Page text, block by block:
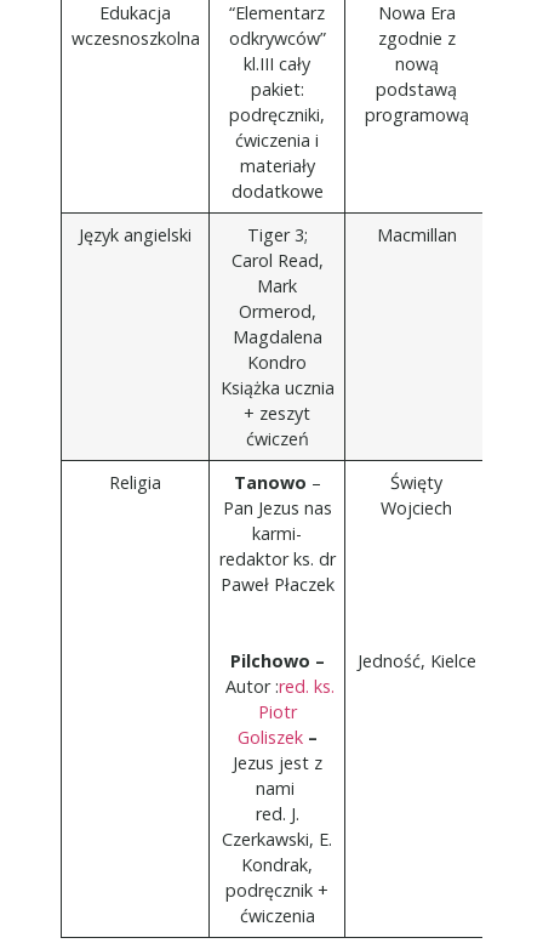
Edukacja
wczesnoszkolna
“Elementarz
odkrywców”
kl.III cały
pakiet:
podręczniki,
ćwiczenia i
materiały
dodatkowe
Nowa Era
zgodnie z
nową
podstawą
programową
Język angielski
Tiger 3;
Carol Read,
Mark
Ormerod,
Magdalena
Kondro
Książka ucznia
+ zeszyt
ćwiczeń
Macmillan
Religia Tanowo –
Pan Jezus nas
karmi-
redaktor ks. dr
Paweł Płaczek
Pilchowo –
Autor :red. ks.
Piotr
Goliszek –
Jezus jest z
nami
red. J.
Czerkawski, E.
Kondrak,
podręcznik +
ćwiczenia
Święty
Wojciech
Jedność, Kielce